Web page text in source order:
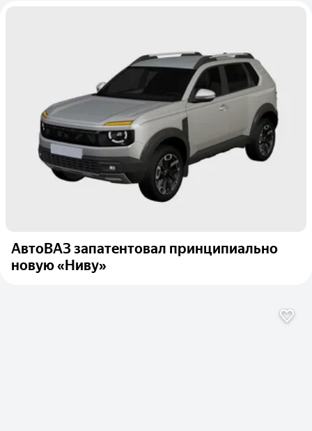
АвтоВАЗ запатентовал принципиально
новую «Ниву»